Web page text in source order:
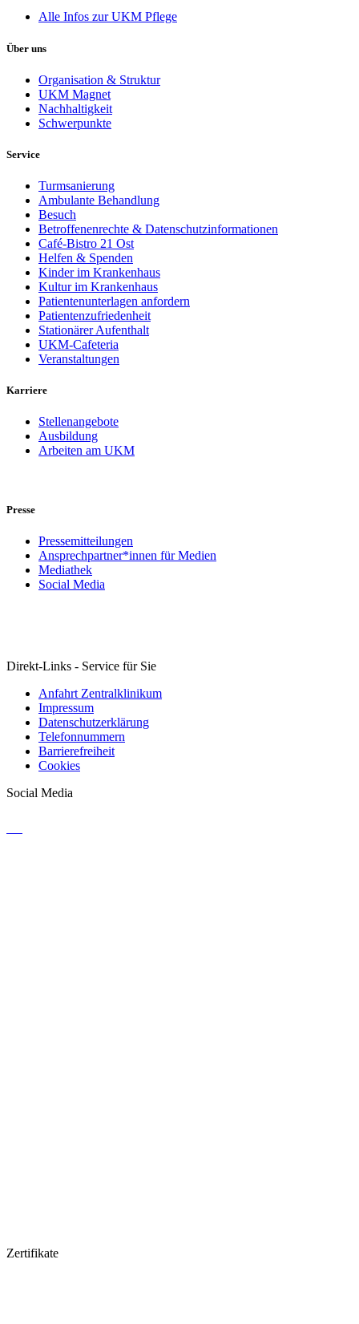
Alle Infos zur UKM Pflege
Über uns
Organisation & Struktur
UKM Magnet
Nachhaltigkeit
Schwerpunkte
Service
Turmsanierung
Ambulante Behandlung
Besuch
Betroffenenrechte & Datenschutzinformationen
Café-Bistro 21 Ost
Helfen & Spenden
Kinder im Krankenhaus
Kultur im Krankenhaus
Patientenunterlagen anfordern
Patientenzufriedenheit
Stationärer Aufenthalt
UKM-Cafeteria
Veranstaltungen
Karriere
Stellenangebote
Ausbildung
Arbeiten am UKM
Presse
Pressemitteilungen
Ansprechpartner*innen für Medien
Mediathek
Social Media
Direkt-Links - Service für Sie
Anfahrt Zentralklinikum
Impressum
Datenschutzerklärung
Telefonnummern
Barrierefreiheit
Cookies
Social Media
Zertifikate